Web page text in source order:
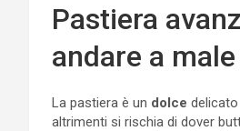
Pastiera
andare a male
La pastiera è un dolce
altrimenti si rischia di dover